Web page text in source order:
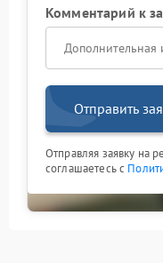
Комментарий к
Отправить
Отправляя заявку на
соглашаетесь с